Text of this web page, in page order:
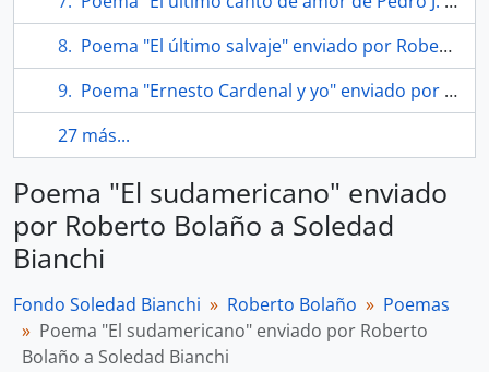
Poema "El último salvaje" enviado por Roberto Bolaño a Soledad Bianchi
Poema "Ernesto Cardenal y yo" enviado por Roberto Bolaño a Soledad Bianchi
27 más...
Poema "El sudamericano" enviado
por Roberto Bolaño a Soledad
Bianchi
Fondo Soledad Bianchi Roberto Bolaño
Poemas
Poema "El sudamericano" enviado por Roberto
Bolaño a Soledad Bianchi